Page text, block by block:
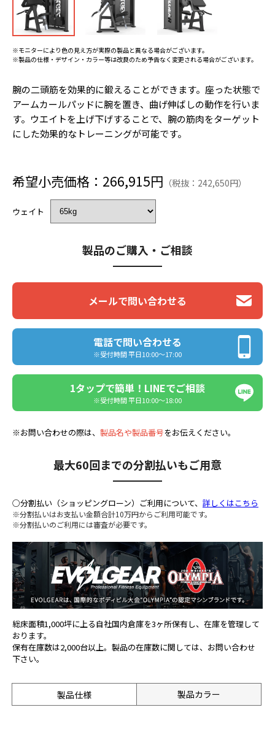
※モニターにより色の見え方が実際の製品と異なる場合がございます。
※製品の仕様・デザイン・カラー等は改良のため予告なく変更される場合がございます。
腕の二頭筋を効果的に鍛えることができます。座った状態で
アームカールパッドに腕を置き、曲げ伸ばしの動作を行いま
す。ウエイトを上げ下げすることで、腕の筋肉をターゲット
にした効果的なトレーニングが可能です。
希望小売価格：266,915円 （税抜：242,650円）
ウェイト
製品のご購入・ご相談
メールで問い合わせる
電話で問い合わせる
※受付時間 平日10:00〜17:00
1タップで簡単！LINEでご相談
※受付時間 平日10:00〜18:00
※お問い合わせの際は、 製品名や製品番号をお伝えください。
最大60回までの分割払いもご用意
○分割払い（ショッピングローン）ご利用について、 詳しくはこちら
※分割払いはお支払い金額合計10万円からご利用可能です。
※分割払いのご利用には審査が必要です。
総床面積1,000坪に上る自社国内倉庫を3ヶ所保有し、在庫を管理して
おります。
保有在庫数は2,000台以上。製品の在庫数に関しては、お問い合わせ
下さい。
製品仕様 製品カラー